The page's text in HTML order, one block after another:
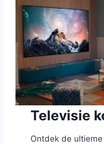
Televisie
Ontdek de